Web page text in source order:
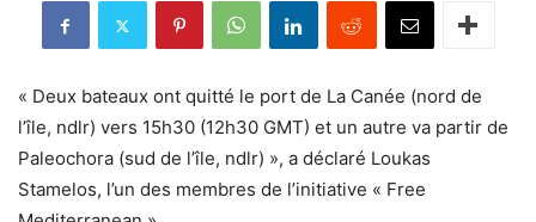
« Deux bateaux ont quitté le port de La Canée (nord de
l’île, ndlr) vers 15h30 (12h30 GMT) et un autre va partir de
Paleochora (sud de l’île, ndlr) », a déclaré Loukas
Stamelos, l’un des membres de l’initiative « Free